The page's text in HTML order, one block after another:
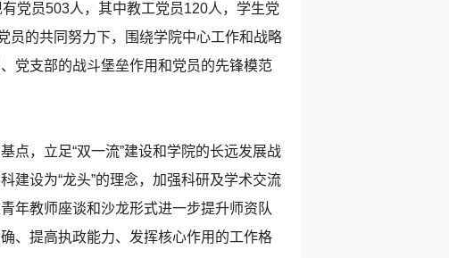
党员503人，其中教工党员120人，学生党
员的共同努力下，围绕学院中心工作和战略
党支部的战斗堡垒作用和党员的先锋模范
，立足“双一流”建设和学院的长远发展战
建设为“龙头”的理念，加强科研及学术交流
年教师座谈和沙龙形式进一步提升师资队
、提高执政能力、发挥核心作用的工作格